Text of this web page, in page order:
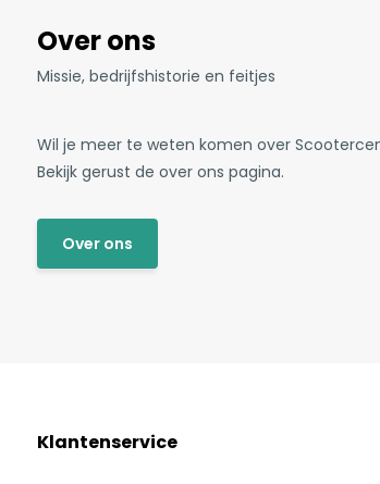
Over ons
Missie, bedrijfshistorie en feitjes
Wil je meer te weten komen over
Bekijk gerust de over ons pagina.
Over ons
Klantenservice